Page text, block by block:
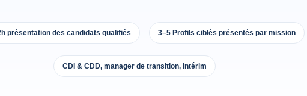
présentation des candidats qualifiés 3–5 Profils ciblés présentés par mission
CDI & CDD, manager de transition, intérim